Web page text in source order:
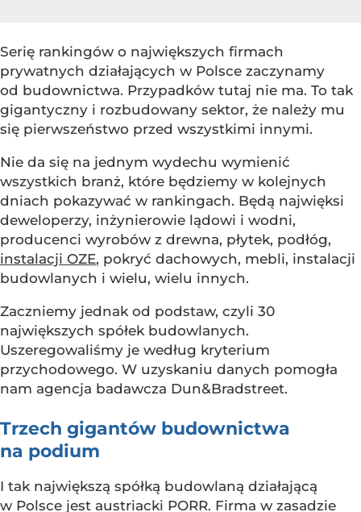
Serię rankingów o największych firmach
prywatnych działających w Polsce zaczynamy
od budownictwa. Przypadków tutaj nie ma. To tak
gigantyczny i rozbudowany sektor, że należy mu
się pierwszeństwo przed wszystkimi innymi.
Nie da się na jednym wydechu wymienić
wszystkich branż, które będziemy w kolejnych
dniach pokazywać w rankingach. Będą najwięksi
deweloperzy, inżynierowie lądowi i wodni,
producenci wyrobów z drewna, płytek, podłóg,
instalacji OZE, pokryć dachowych, mebli, instalacji
budowlanych i wielu, wielu innych.
Zaczniemy jednak od podstaw, czyli 30
największych spółek budowlanych.
Uszeregowaliśmy je według kryterium
przychodowego. W uzyskaniu danych pomogła
nam agencja badawcza Dun&Bradstreet.
Trzech gigantów budownictwa
na podium
I tak największą spółką budowlaną działającą
w Polsce jest austriacki PORR. Firma w zasadzie